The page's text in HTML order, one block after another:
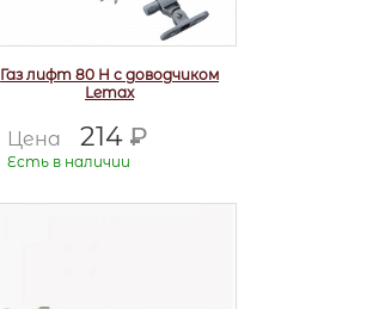
Газ лифт 80 Н с доводчиком
Lemax
Цена 214 Р
Есть в наличии